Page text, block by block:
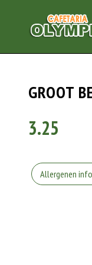
GROOT
3.25
Allergenen